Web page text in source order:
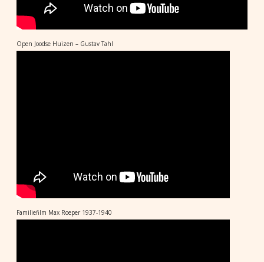
Open Joodse Huizen – Gustav Tahl
Familiefilm Max Roeper 1937-1940